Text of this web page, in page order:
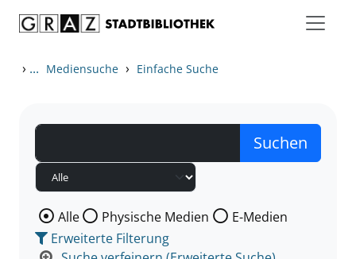
› ... Mediensuche › Einfache Suche
Wählen Sie die Medienart nach der Sie suchen wollen.
Alle Physische Medien
E-Medien
Erweiterte Filterung